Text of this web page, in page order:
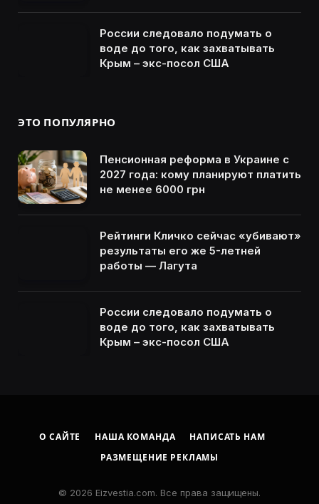
России следовало подумать о
воде до того, как захватывать
Крым – экс-посол США
ЭТО ПОПУЛЯРНО
Пенсионная реформа в Украине с
2027 года: кому планируют платить
не менее 6000 грн
Рейтинги Кличко сейчас «убивают»
результаты его же 5-летней
работы — Лагута
России следовало подумать о
воде до того, как захватывать
Крым – экс-посол США
О САЙТЕ НАША КОМАНДА
НАПИСАТЬ НАМ
РАЗМЕЩЕНИЕ РЕКЛАМЫ
© 2026 Eizvestia.com. Все права защищены.